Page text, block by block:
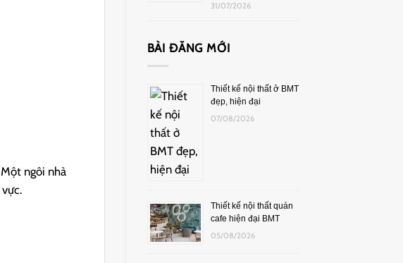
ngôi nhà
31/07/2026
BÀI ĐĂNG MỚI
Thiết kế nội thất ở BMT
đẹp, hiện đại
07/08/2026
Thiết kế nội thất quán
cafe hiện đại BMT
05/08/2026